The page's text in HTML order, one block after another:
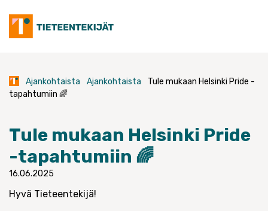
content
Ajankohtaista Ajankohtaista
Tule mukaan Helsinki Pride -
tapahtumiin 🌈
Tule mukaan Helsinki Pride
-tapahtumiin 🌈
16.06.2025
Hyvä Tieteentekijä!